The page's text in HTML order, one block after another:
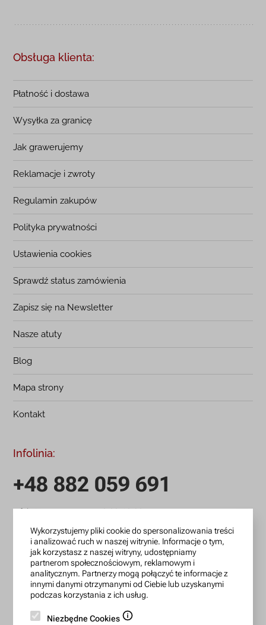
Obsługa klienta:
Płatność i dostawa
Wysyłka za granicę
Jak grawerujemy
Reklamacje i zwroty
Regulamin zakupów
Polityka prywatności
Ustawienia cookies
Sprawdź status zamówienia
Zapisz się na Newsletter
Nasze atuty
Blog
Mapa strony
Kontakt
Infolinia:
+48 882 059 691
infolinia czynna: pn.-pt.: 9:00-18:00
zamowienia@lanotti.com
Pisząc w sprawie swojego zamówienia podaj w tytule
wiadomości numer, który otrzymałeś w potwierdzeniu.
Wykorzystujemy pliki cookie do spersonalizowania treści
i analizować ruch w naszej witrynie. Informacje o tym,
jak korzystasz z naszej witryny, udostępniamy
partnerom społecznościowym, reklamowym i
analitycznym. Partnerzy mogą połączyć te informacje z
innymi danymi otrzymanymi od Ciebie lub uzyskanymi
podczas korzystania z ich usług.
Niezbędne Cookies